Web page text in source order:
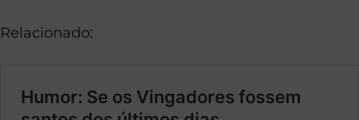
Relacionado: